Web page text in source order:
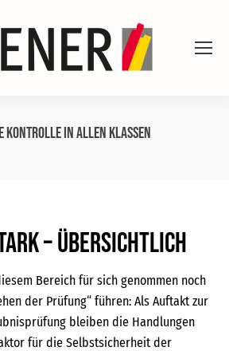
Kontrolle in allen Klassen
– übersichtlich
Bereich für sich genommen noch
der Prüfung“ führen: Als Auftakt zur
bleiben die Handlungen
für die Selbstsicherheit der